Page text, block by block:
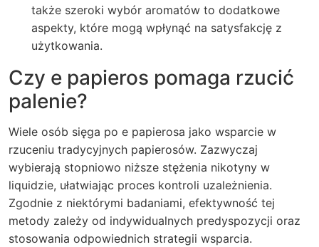
także szeroki wybór aromatów to dodatkowe
aspekty, które mogą wpłynąć na satysfakcję z
użytkowania.
Czy e papieros pomaga rzucić
palenie?
Wiele osób sięga po e papierosa jako wsparcie w
rzuceniu tradycyjnych papierosów. Zazwyczaj
wybierają stopniowo niższe stężenia nikotyny w
liquidzie, ułatwiając proces kontroli uzależnienia.
Zgodnie z niektórymi badaniami, efektywność tej
metody zależy od indywidualnych predyspozycji oraz
stosowania odpowiednich strategii wsparcia.